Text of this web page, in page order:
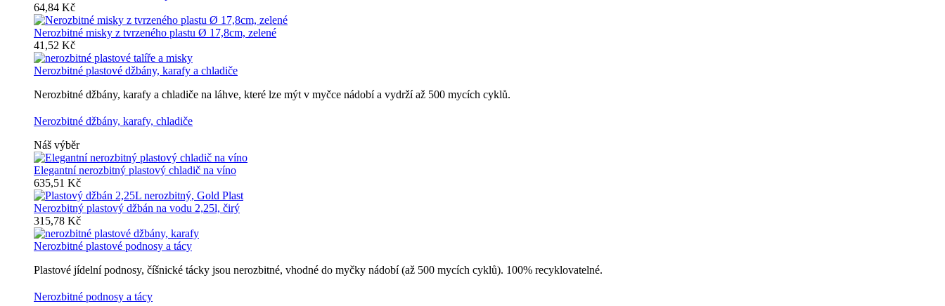
64,84 Kč
Nerozbitné misky z tvrzeného plastu Ø 17,8cm, zelené
41,52 Kč
Nerozbitné plastové džbány, karafy a chladiče
Nerozbitné džbány, karafy a chladiče na láhve, které lze mýt v myčce nádobí a vydrží až 500 mycích cyklů.
Nerozbitné džbány, karafy, chladiče
Náš výběr
Elegantní nerozbitný plastový chladič na víno
635,51 Kč
Nerozbitný plastový džbán na vodu 2,25l, čirý
315,78 Kč
Nerozbitné plastové podnosy a tácy
Plastové jídelní podnosy, číšnické tácky jsou nerozbitné, vhodné do myčky nádobí (až 500 mycích cyklů). 100% recyklovatelné.
Nerozbitné podnosy a tácy